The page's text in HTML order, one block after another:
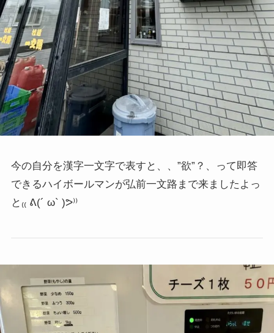
今の自分を漢字一文字で表すと、、”欲”？、って即答
できるハイボールマンが弘前一文路まで来ましたよっ
と ₍₍ ᕕ(´ ω` )ᕗ⁾⁾